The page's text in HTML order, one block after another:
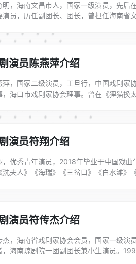
明，海南文昌市人，国家一级演员，先后
演员，历任副团长、团长，曾担任海南省
演员陈燕萍介绍
萍，国家二级演员，工旦行，中国戏剧家
，海口市戏剧家协会理事。曾在《狸猫换
演员符翔介绍
，优秀青年演员，2018年毕业于中国戏曲
洗夫人》《海瑞》《三岔口》《白水滩》
演员符传杰介绍
杰，海南省戏剧家协会会员，国家一级演
，海南琼剧院一团副团长兼小生演员。